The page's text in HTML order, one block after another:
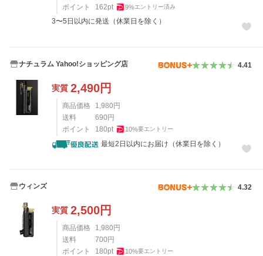
ポイント
162pt 9%エントリー済み
3〜5日以内に発送（休業日を除く）
ナチュラム Yahoo!ショッピング店 4.41
実質 2,490円
商品価格 1,980 円
送料
690 円
ポイント
180pt 10%要エントリー
最短2日以内にお届け（休業日を除く）
ウィンズ 4.32
実質 2,500円
商品価格 1,980 円
送料
700 円
ポイント
180pt 10%要エントリー